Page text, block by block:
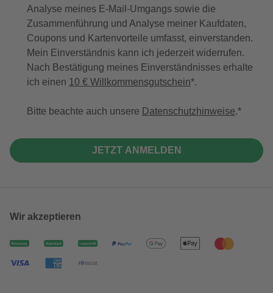
Analyse meines E-Mail-Umgangs sowie die
Zusammenführung und Analyse meiner Kaufdaten,
Coupons und Kartenvorteile umfasst, einverstanden.
Mein Einverständnis kann ich jederzeit widerrufen.
Nach Bestätigung meines Einverständnisses erhalte
ich einen 10 € Willkommensgutschein*.
Bitte beachte auch unsere Datenschutzhinweise.
JETZT ANMELDEN
Wir akzeptieren